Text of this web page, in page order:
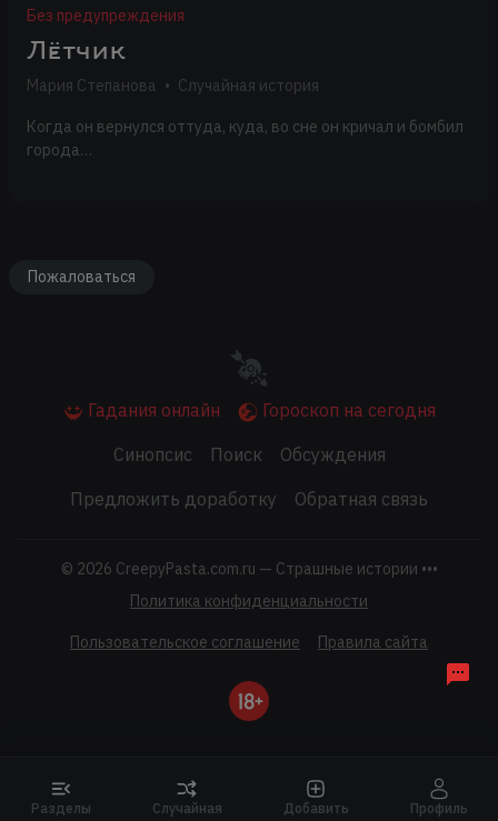
Без предупреждения
Лётчик
Мария Степанова • Случайная история
Когда он вернулся оттуда, куда, во сне он кричал и бомбил
города…
Пожаловаться
Разделы Случайная Добавить Профиль
Гадания онлайн
Гороскоп на сегодня
Синопсис
Поиск
Обсуждения
Предложить доработку
Обратная связь
© 2026 CreepyPasta.com.ru — Страшные истории •••
Политика конфиденциальности
Пользовательское соглашение Правила сайта